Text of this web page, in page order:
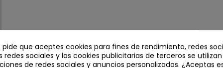
PRODUCTO
que aceptes cookies para fines de rendimiento, redes
redes sociales y las cookies publicitarias de terceros se
de redes sociales y anuncios personalizados. ¿Aceptas